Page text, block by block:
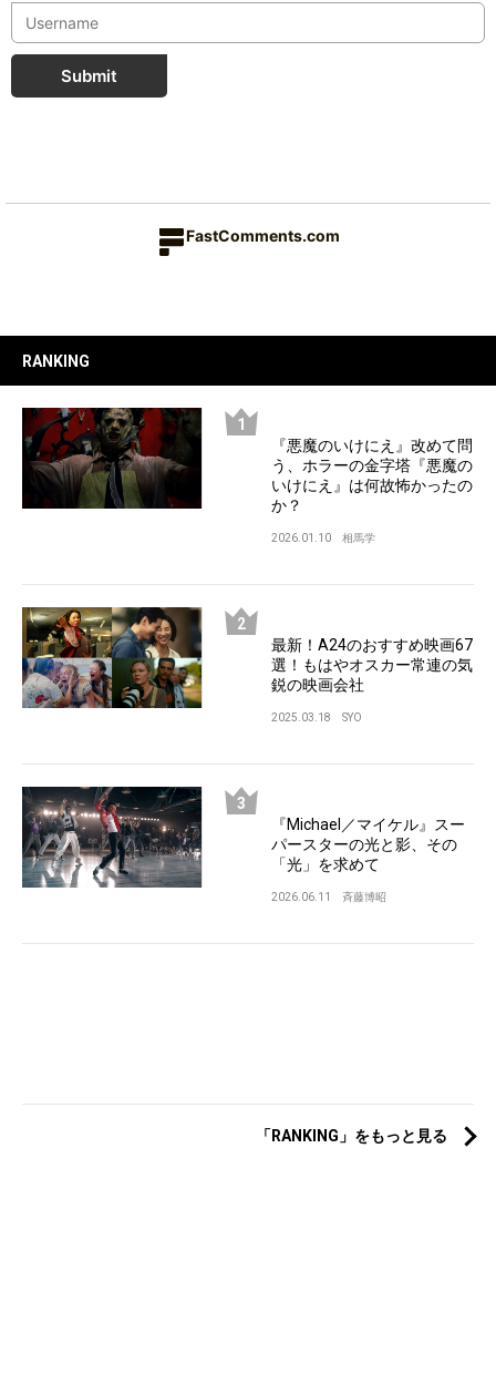
Submit
FastComments.com
RANKING
『悪魔のいけにえ』改めて問
う、ホラーの金字塔『悪魔の
いけにえ』は何故怖かったの
か？
2026.01.10 相馬学
最新！A24のおすすめ映画67
選！もはやオスカー常連の気
鋭の映画会社
2025.03.18 SYO
『Michael／マイケル』スー
パースターの光と影、その
「光」を求めて
2026.06.11 斉藤博昭
「RANKING」をもっと見る